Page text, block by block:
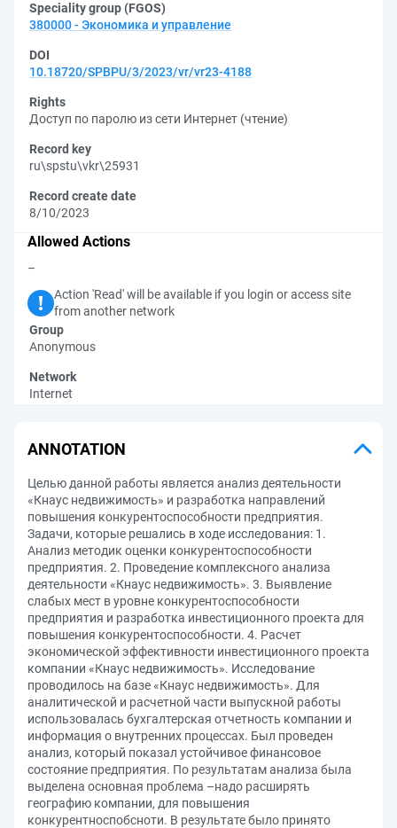
Speciality group (FGOS)
380000 - Экономика и управление
DOI
10.18720/SPBPU/3/2023/vr/vr23-4188
Rights
Доступ по паролю из сети Интернет (чтение)
Record key
ru\spstu\vkr\25931
Record create date
8/10/2023
Allowed Actions
–
Action 'Read' will be available if you login or access site
from another network
Group
Anonymous
Network
Internet
ANNOTATION
Целью данной работы является анализ деятельности
«Кнаус недвижимость» и разработка направлений
повышения конкурентоспособности предприятия.
Задачи, которые решались в ходе исследования: 1.
Анализ методик оценки конкурентоспособности
предприятия. 2. Проведение комплексного анализа
деятельности «Кнаус недвижимость». 3. Выявление
слабых мест в уровне конкурентоспособности
предприятия и разработка инвестиционного проекта для
повышения конкурентоспособности. 4. Расчет
экономической эффективности инвестиционного проекта
компании «Кнаус недвижимость». Исследование
проводилось на базе «Кнаус недвижимость». Для
аналитической и расчетной части выпускной работы
использовалась бухгалтерская отчетность компании и
информация о внутренних процессах. Был проведен
анализ, который показал устойчивое финансовое
состояние предприятия. По результатам анализа была
выделена основная проблема –надо расширять
географию компании, для повышения
конкурентноспобсноти. В результате было принято